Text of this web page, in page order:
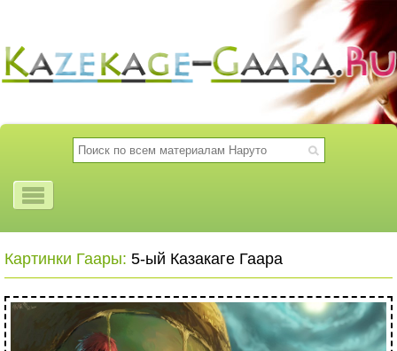
Картинки Гаары: 5-ый Казакаге Гаара